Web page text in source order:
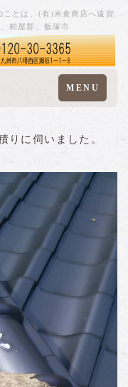
ことは、(有)米倉商店へ遠賀
粕屋郡、飯塚市
Toggle
navigation
MENU
りに伺いました。